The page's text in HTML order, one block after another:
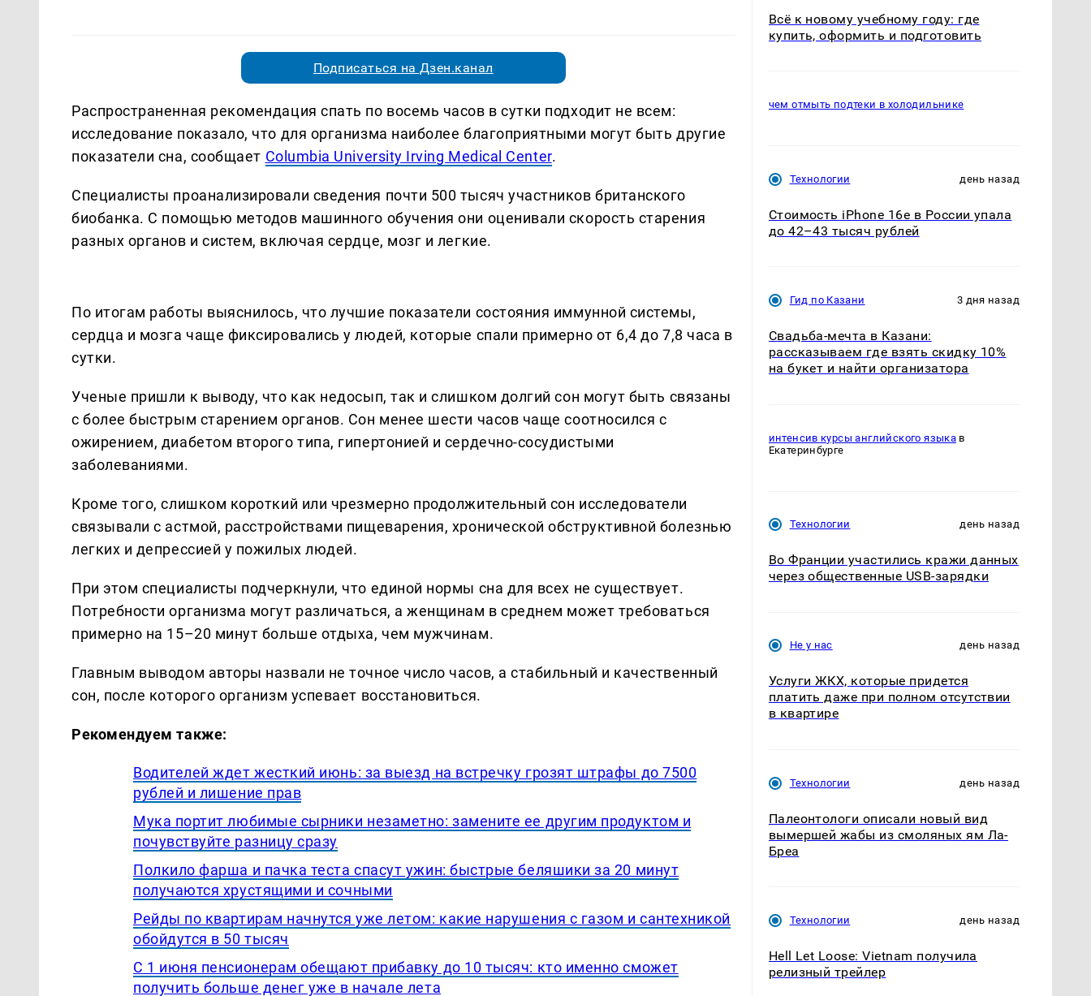
Подписаться на Дзен.канал
Распространенная рекомендация спать по восемь часов в сутки подходит не всем:
исследование показало, что для организма наиболее благоприятными могут быть другие
показатели сна, сообщает Columbia University Irving Medical Center.
Специалисты проанализировали сведения почти 500 тысяч участников британского
биобанка. С помощью методов машинного обучения они оценивали скорость старения
разных органов и систем, включая сердце, мозг и легкие.
По итогам работы выяснилось, что лучшие показатели состояния иммунной системы,
сердца и мозга чаще фиксировались у людей, которые спали примерно от 6,4 до 7,8 часа в
сутки.
Ученые пришли к выводу, что как недосып, так и слишком долгий сон могут быть связаны
с более быстрым старением органов. Сон менее шести часов чаще соотносился с
ожирением, диабетом второго типа, гипертонией и сердечно-сосудистыми
заболеваниями.
Кроме того, слишком короткий или чрезмерно продолжительный сон исследователи
связывали с астмой, расстройствами пищеварения, хронической обструктивной болезнью
легких и депрессией у пожилых людей.
При этом специалисты подчеркнули, что единой нормы сна для всех не существует.
Потребности организма могут различаться, а женщинам в среднем может требоваться
примерно на 15–20 минут больше отдыха, чем мужчинам.
Главным выводом авторы назвали не точное число часов, а стабильный и качественный
сон, после которого организм успевает восстановиться.
Рекомендуем также:
Водителей ждет жесткий июнь: за выезд на встречку грозят штрафы до 7500
рублей и лишение прав
Мука портит любимые сырники незаметно: замените ее другим продуктом и
почувствуйте разницу сразу
Полкило фарша и пачка теста спасут ужин: быстрые беляшики за 20 минут
получаются хрустящими и сочными
Рейды по квартирам начнутся уже летом: какие нарушения с газом и сантехникой
обойдутся в 50 тысяч
С 1 июня пенсионерам обещают прибавку до 10 тысяч: кто именно сможет
получить больше денег уже в начале лета
Всё к новому учебному году: где
купить, оформить и подготовить
чем отмыть подтеки в холодильнике
Технологии день назад
Стоимость iPhone 16e в России упала
до 42–43 тысяч рублей
Гид по Казани 3 дня назад
Свадьба-мечта в Казани:
рассказываем где взять скидку 10%
на букет и найти организатора
интенсив курсы английского языка в
Екатеринбурге
Технологии день назад
Во Франции участились кражи данных
через общественные USB-зарядки
Не у нас день назад
Услуги ЖКХ, которые придется
платить даже при полном отсутствии
в квартире
Технологии день назад
Палеонтологи описали новый вид
вымершей жабы из смоляных ям Ла-
Бреа
Технологии день назад
Hell Let Loose: Vietnam получила
релизный трейлер